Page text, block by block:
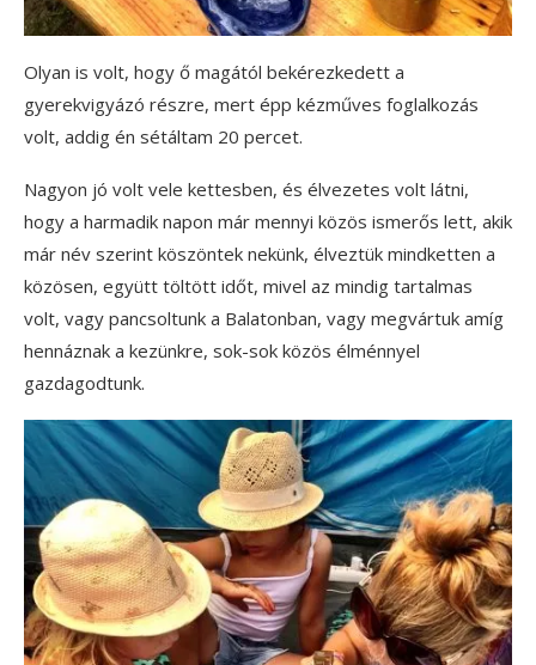
Olyan is volt, hogy ő magától bekérezkedett a
gyerekvigyázó részre, mert épp kézműves foglalkozás
volt, addig én sétáltam 20 percet.
Nagyon jó volt vele kettesben, és élvezetes volt látni,
hogy a harmadik napon már mennyi közös ismerős lett, akik
már név szerint köszöntek nekünk, élveztük mindketten a
közösen, együtt töltött időt, mivel az mindig tartalmas
volt, vagy pancsoltunk a Balatonban, vagy megvártuk amíg
hennáznak a kezünkre, sok-sok közös élménnyel
gazdagodtunk.